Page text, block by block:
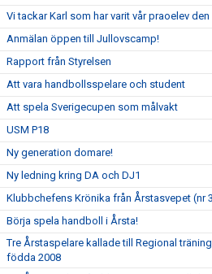
Vi tackar Karl som har varit vår praoelev den
Anmälan öppen till Jullovscamp!
Rapport från Styrelsen
Att vara handbollsspelare och student
Att spela Sverigecupen som målvakt
USM P18
Ny generation domare!
Ny ledning kring DA och DJ1
Klubbchefens Krönika från Årstasvepet (nr
Börja spela handboll i Årsta!
Tre Årstaspelare kallade till Regional
födda 2008